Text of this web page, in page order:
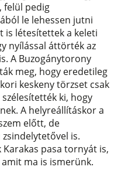
felül pedig
le lehessen jutni
is létesítettek a keleti
nyílással áttörték az
A Buzogánytorony
meg, hogy eredetileg
keskeny törzset csak
ki, hogy
A helyreállításkor a
előtt, de
is.
pasa tornyát is,
ma is ismerünk.